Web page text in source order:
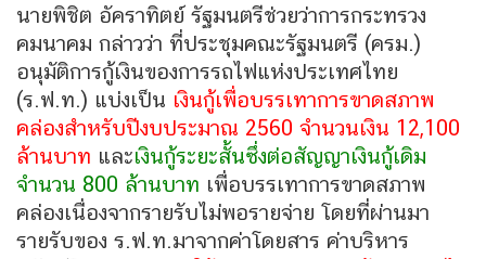
นายพิชิต อัคราทิตย์ รัฐมนตรีช่วยว่าการกระทรวง
คมนาคม กล่าวว่า ที่ประชุมคณะรัฐมนตรี (ครม.)
อนุมัติการกู้เงินของการรถไฟแห่งประเทศไทย
(ร.ฟ.ท.) แบ่งเป็น เงินกู้เพื่อบรรเทาการขาดสภาพ
คล่องสำหรับปีงบประมาณ 2560 จำนวนเงิน 12,100
ล้านบาท และเงินกู้ระยะสั้นซึ่งต่อสัญญาเงินกู้เดิม
จำนวน 800 ล้านบาท เพื่อบรรเทาการขาดสภาพ
คล่องเนื่องจากรายรับไม่พอรายจ่าย โดยที่ผ่านมา
รายรับของ ร.ฟ.ท.มาจากค่าโดยสาร ค่าบริหาร